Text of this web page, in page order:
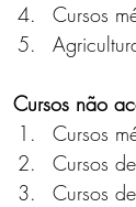
Cursos
Cursos não
Cursos
Cursos
Cursos